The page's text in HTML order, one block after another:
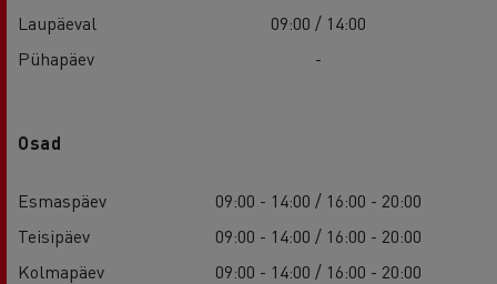
Laupäeval
09:00 / 14:00
Pühapäev
-
Osad
Esmaspäev
09:00 - 14:00 / 16:00 - 20:00
Teisipäev
09:00 - 14:00 / 16:00 - 20:00
Kolmapäev
09:00 - 14:00 / 16:00 - 20:00